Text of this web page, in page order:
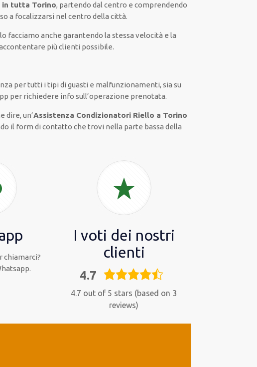
in tutta Torino, partendo dal centro e comprendendo
a focalizzarsi nel centro della città.
facciamo anche garantendo la stessa velocità e la
più clienti possibile.
per tutti i tipi di guasti e malfunzionamenti, sia su
per richiedere info sull’operazione prenotata.
dire, un’Assistenza Condizionatori Riello a Torino
il form di contatto che trovi nella parte bassa della
chiamarci?
I voti dei nostri
clienti
4.7
4,7
4.7 out of 5 stars (based on 3
reviews)